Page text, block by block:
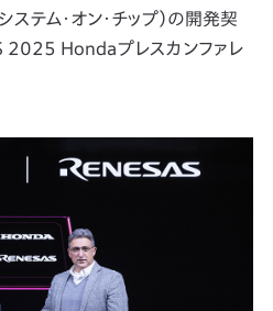
テム・オン・チップ）の開発契
2025 Hondaプレスカンファレ